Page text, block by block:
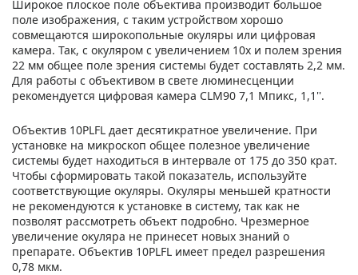
Широкое плоское поле объектива производит большое
поле изображения, с таким устройством хорошо
совмещаются широкопольные окуляры или цифровая
камера. Так, с окуляром с увеличением 10х и полем зрения
22 мм общее поле зрения системы будет составлять 2,2 мм.
Для работы с объективом в свете люминесценции
рекомендуется цифровая камера CLM90 7,1 Мпикс, 1,1''.
Объектив 10PLFL дает десятикратное увеличение. При
установке на микроскоп общее полезное увеличение
системы будет находиться в интервале от 175 до 350 крат.
Чтобы сформировать такой показатель, используйте
соответствующие окуляры. Окуляры меньшей кратности
не рекомендуются к установке в систему, так как не
позволят рассмотреть объект подробно. Чрезмерное
увеличение окуляра не принесет новых знаний о
препарате. Объектив 10PLFL имеет предел разрешения
0,78 мкм.